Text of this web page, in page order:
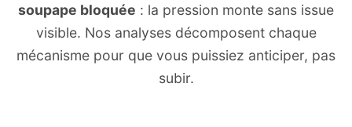
soupape bloquée : la pression monte sans issue
visible. Nos analyses décomposent chaque
mécanisme pour que vous puissiez anticiper, pas
subir.